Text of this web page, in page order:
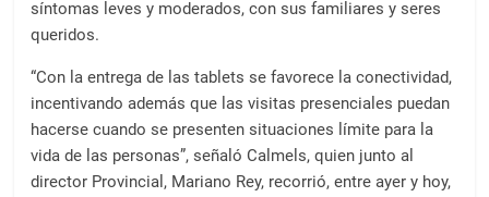
síntomas leves y moderados, con sus familiares y seres
queridos.
“Con la entrega de las tablets se favorece la conectividad,
incentivando además que las visitas presenciales puedan
hacerse cuando se presenten situaciones límite para la
vida de las personas”, señaló Calmels, quien junto al
director Provincial, Mariano Rey, recorrió, entre ayer y hoy,